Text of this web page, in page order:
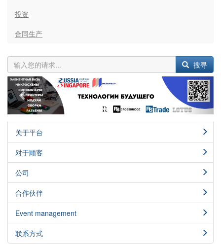
投资
合同生产
搜寻
Previous Next
关于平台
对于顾客
公司
合作伙伴
Event management
联系方式